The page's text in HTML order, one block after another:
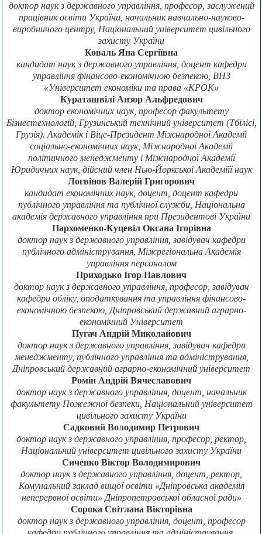
доктор наук з державного управління, професор, заслужений
працівник освіти України, начальник навчально-науково-
виробничого центру, Національний університет цивільного
захисту України
Коваль Яна Сергіївна
кандидат наук з державного управління, доцент кафедри
управління фінансово-економічною безпекою, ВНЗ
«Університет економіки та права «КРОК»
Кураташвілі Анзор Альфредович
доктор економічних наук, професор факультету
Бізнестехнологій, Грузинський технічний університет (Тбілісі,
Грузія). Академік і Віце-Президент Міжнародної Академії
соціально-економічних наук, Міжнародної Академії
політичного менеджменту і Міжнародної Академії
Юридичних наук, дійсний член Нью-Йоркської Академіїї наук
Логвінов Валерій Григорович
кандидат економічних наук, доцент, доцент кафедри
публічного управління та публічної служби, Національна
академія державного управління при Президентові України
Пархоменко-Куцевіл Оксана Ігорівна
доктор наук з державного управління, завідувач кафедри
публічного адміністрування, Міжрегіональна Академія
управління персоналом
Приходько Ігор Павлович
доктор наук з державного управління, професор, завідувач
кафедри обліку, оподаткування та управління фінансово-
економічною безпекою, Дніпровський державний аграрно-
економічний Університет
Пугач Андрій Миколайович
доктор наук з державного управління, завідувач кафедри
менеджменту, публічного управління та адміністрування,
Дніпровський державний аграрно-економічний університет
Ромін Андрій Вячеславович
доктор наук з державного управління, доцент, начальник
факультету Пожежної безпеки, Національний університет
цивільного захисту України
Садковий Володимир Петрович
доктор наук з державного управління, професор, ректор,
Національний університет цивільного захисту України
Сиченко Віктор Володимирович
доктор наук з державного управління, доцент, ректор,
Комунальний заклад вищої освіти «Дніпровська академія
неперервної освіти» Дніпропетровської обласної ради»
Сорока Світлана Вікторівна
доктор наук з державного управління, доцент, професор